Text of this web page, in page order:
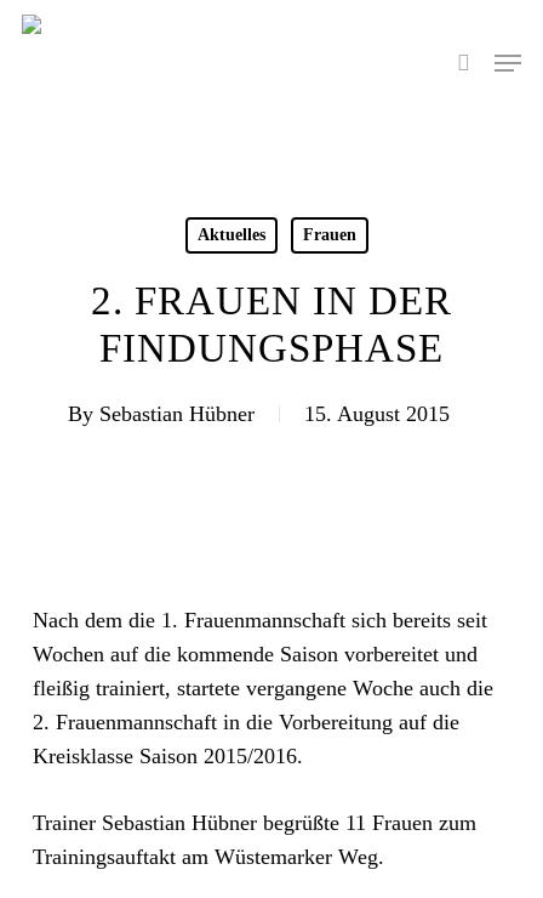
Skip
search
Menu
Aktuelles Frauen
2. FRAUEN IN DER
FINDUNGSPHASE
By Sebastian Hübner 15. August 2015
Nach dem die 1. Frauenmannschaft sich bereits seit
Wochen auf die kommende Saison vorbereitet und
fleißig trainiert, startete vergangene Woche auch die
2. Frauenmannschaft in die Vorbereitung auf die
Kreisklasse Saison 2015/2016.
Trainer Sebastian Hübner begrüßte 11 Frauen zum
Trainingsauftakt am Wüstemarker Weg.